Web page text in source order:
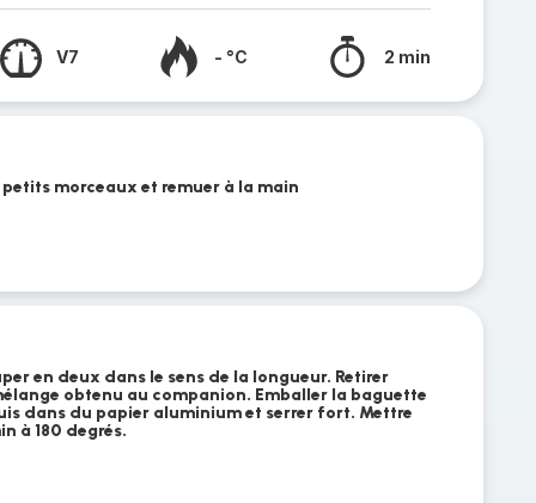
V7 - °C 2 min
morceaux et remuer à la main
en deux dans le sens de la longueur. Retirer
obtenu au companion. Emballer la baguette
dans du papier aluminium et serrer fort. Mettre
à 180 degrés.